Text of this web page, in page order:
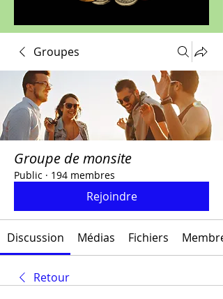
Groupes
Groupe de monsite
Public · 194 membres
Rejoindre
Discussion Médias Fichiers
Retour